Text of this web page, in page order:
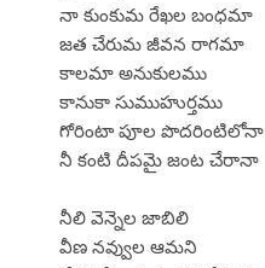
నా కుంకుమ రేఖల బంధమా
జత చేరుమ జీవన రాగమా
కాలమా అనుకులము
కానుకా సుముహుర్తము
గోరింటా పూల పొదరింటిలోనా
నీ కంటి దీపమై జంట చేరానా
నీలి వెన్నెల జాబిలి
వీణ నవ్వుల ఆమని